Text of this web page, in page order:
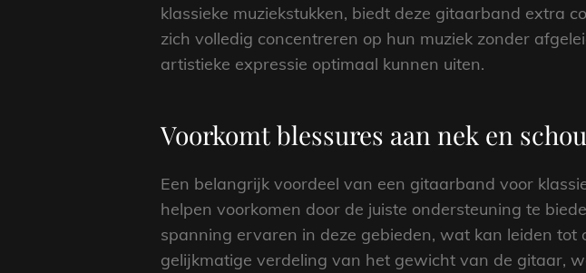
klassieke muziekstukken, biedt deze gitaarband extra
zich volledig concentreren op hun muziek zonder
artistieke expressie optimaal kunnen uiten.
Voorkomt blessures aan nek en
Een belangrijk voordeel van een gitaarband voor
helpen voorkomen door de juiste ondersteuning te
spanning ervaren in deze gebieden, wat kan leiden
gelijkmatige verdeling van het gewicht van de gitaar,